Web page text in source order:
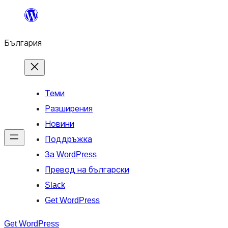
България
Теми
Разширения
Новини
Поддръжка
За WordPress
Превод на български
Slack
Get WordPress
Get WordPress